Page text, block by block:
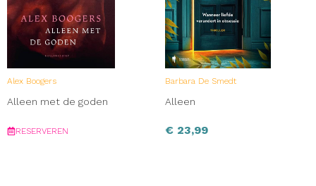
Alex Boogers
Alleen met de goden
RESERVEREN
Barbara De Smedt
Alleen
€ 23,99